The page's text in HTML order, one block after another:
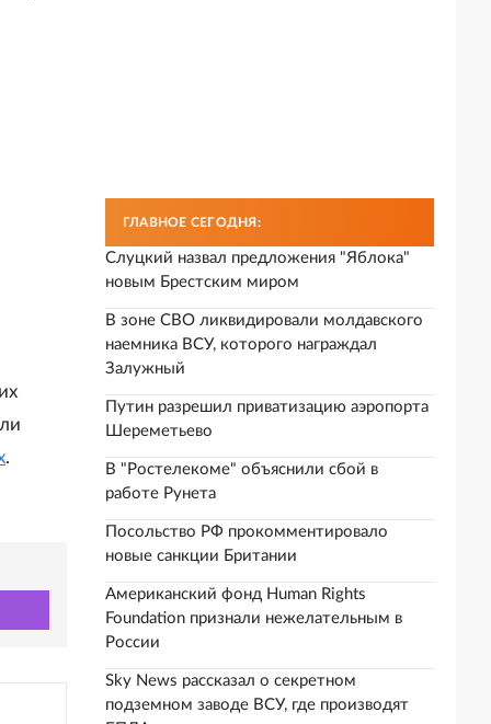
.
ГЛАВНОЕ СЕГОДНЯ:
Слуцкий назвал предложения "Яблока"
новым Брестским миром
В зоне СВО ликвидировали молдавского
наемника ВСУ, которого награждал
Залужный
Путин разрешил приватизацию аэропорта
Шереметьево
В "Ростелекоме" объяснили сбой в
работе Рунета
Посольство РФ прокомментировало
новые санкции Британии
Американский фонд Human Rights
Foundation признали нежелательным в
России
Sky News рассказал о секретном
подземном заводе ВСУ, где производят